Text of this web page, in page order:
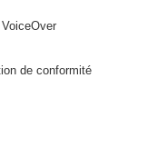
VoiceOver
de conformité